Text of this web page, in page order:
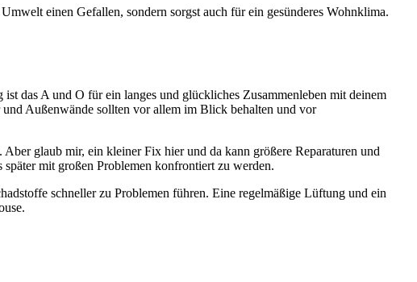
einen Gefallen, sondern sorgst auch für ein gesünderes Wohnklima.
das A und O für ein langes und glückliches Zusammenleben mit deinem
Außenwände sollten vor allem im Blick behalten und vor
glaub mir, ein kleiner Fix hier und da kann größere Reparaturen und
mit großen Problemen konfrontiert zu werden.
schneller zu Problemen führen. Eine regelmäßige Lüftung und ein